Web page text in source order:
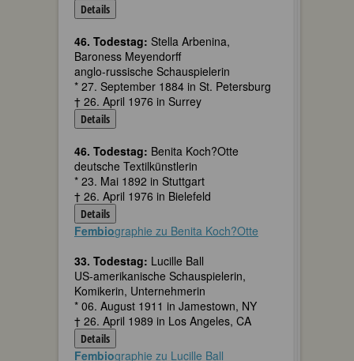
Details
46. Todestag: Stella Arbenina,
Baroness Meyendorff
anglo-russische Schauspielerin
* 27. September 1884 in St. Petersburg
† 26. April 1976 in Surrey
Details
46. Todestag: Benita Koch?Otte
deutsche Textilkünstlerin
* 23. Mai 1892 in Stuttgart
† 26. April 1976 in Bielefeld
Details
Fembiographie zu Benita Koch?Otte
33. Todestag: Lucille Ball
US-amerikanische Schauspielerin,
Komikerin, Unternehmerin
* 06. August 1911 in Jamestown, NY
† 26. April 1989 in Los Angeles, CA
Details
Fembiographie zu Lucille Ball